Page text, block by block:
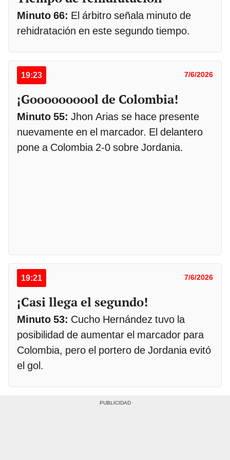
Minuto 66: El árbitro señala minuto de
rehidratación en este segundo tiempo.
19:23 7/6/2026
¡Goooooooool de Colombia!
Minuto 55: Jhon Arias se hace presente
nuevamente en el marcador. El delantero
pone a Colombia 2-0 sobre Jordania.
19:21 7/6/2026
¡Casi llega el segundo!
Minuto 53: Cucho Hernández tuvo la
posibilidad de aumentar el marcador para
Colombia, pero el portero de Jordania evitó
el gol.